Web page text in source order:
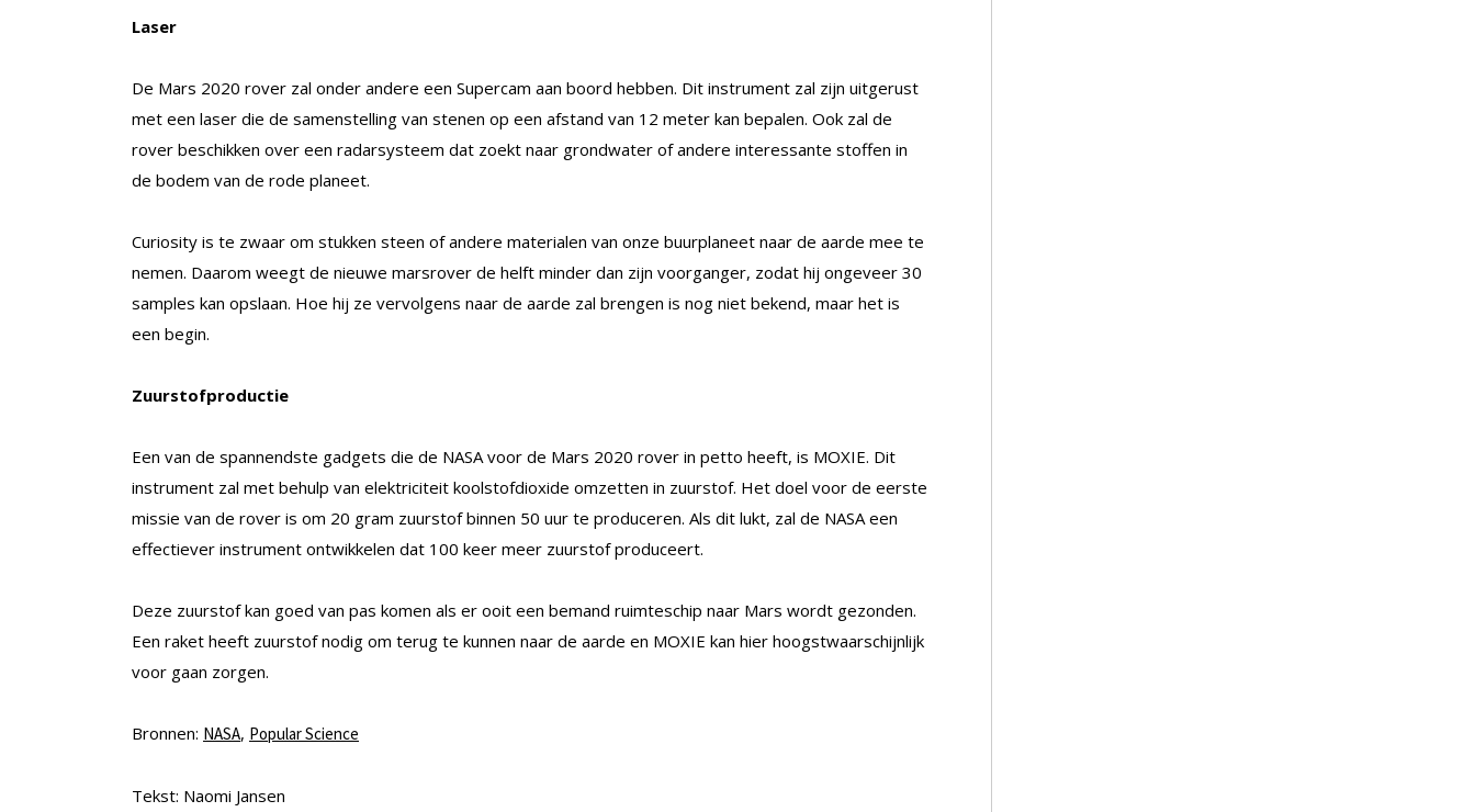
Laser
De Mars 2020 rover zal onder andere een Supercam aan boord hebben. Dit instrument zal zijn uitgerust
met een laser die de samenstelling van stenen op een afstand van 12 meter kan bepalen. Ook zal de
rover beschikken over een radarsysteem dat zoekt naar grondwater of andere interessante stoffen in
de bodem van de rode planeet.
Curiosity is te zwaar om stukken steen of andere materialen van onze buurplaneet naar de aarde mee te
nemen. Daarom weegt de nieuwe marsrover de helft minder dan zijn voorganger, zodat hij ongeveer 30
samples kan opslaan. Hoe hij ze vervolgens naar de aarde zal brengen is nog niet bekend, maar het is
een begin.
Zuurstofproductie
Een van de spannendste gadgets die de NASA voor de Mars 2020 rover in petto heeft, is MOXIE. Dit
instrument zal met behulp van elektriciteit koolstofdioxide omzetten in zuurstof. Het doel voor de eerste
missie van de rover is om 20 gram zuurstof binnen 50 uur te produceren. Als dit lukt, zal de NASA een
effectiever instrument ontwikkelen dat 100 keer meer zuurstof produceert.
Deze zuurstof kan goed van pas komen als er ooit een bemand ruimteschip naar Mars wordt gezonden.
Een raket heeft zuurstof nodig om terug te kunnen naar de aarde en MOXIE kan hier hoogstwaarschijnlijk
voor gaan zorgen.
Bronnen: NASA, Popular Science
Tekst: Naomi Jansen